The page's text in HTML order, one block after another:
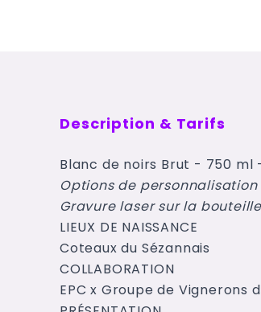
Description & Tarifs
Blanc de noirs Brut - 750 ml
Options de personnalisation
Gravure laser sur la
LIEUX DE NAISSANCE
Coteaux du Sézannais
COLLABORATION
EPC x Groupe de Vignerons